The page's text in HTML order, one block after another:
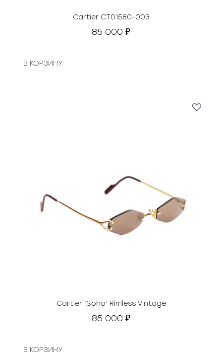
Cartier CT01580-003
85 000 ₽
В КОРЗИНУ
Cartier ‘Soho’ Rimless Vintage
85 000 ₽
В КОРЗИНУ